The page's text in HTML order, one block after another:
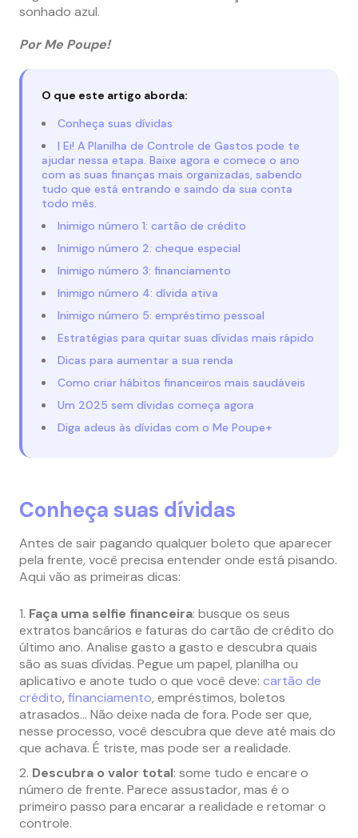
sonhado azul.
Por Me Poupe!
O que este artigo aborda:
Conheça suas dívidas
| Ei! A Planilha de Controle de Gastos pode te
ajudar nessa etapa. Baixe agora e comece o ano
com as suas finanças mais organizadas, sabendo
tudo que está entrando e saindo da sua conta
todo mês.
Inimigo número 1: cartão de crédito
Inimigo número 2: cheque especial
Inimigo número 3: financiamento
Inimigo número 4: dívida ativa
Inimigo número 5: empréstimo pessoal
Estratégias para quitar suas dívidas mais rápido
Dicas para aumentar a sua renda
Como criar hábitos financeiros mais saudáveis
Um 2025 sem dívidas começa agora
Diga adeus às dívidas com o Me Poupe+
Conheça suas dívidas
Antes de sair pagando qualquer boleto que aparecer
pela frente, você precisa entender onde está pisando.
Aqui vão as primeiras dicas:
Faça uma selfie financeira: busque os seus
extratos bancários e faturas do cartão de crédito do
último ano. Analise gasto a gasto e descubra quais
são as suas dívidas. Pegue um papel, planilha ou
aplicativo e anote tudo o que você deve: cartão de
crédito, financiamento, empréstimos, boletos
atrasados… Não deixe nada de fora. Pode ser que,
nesse processo, você descubra que deve até mais do
que achava. É triste, mas pode ser a realidade.
Descubra o valor total: some tudo e encare o
número de frente. Parece assustador, mas é o
primeiro passo para encarar a realidade e retomar o
controle.